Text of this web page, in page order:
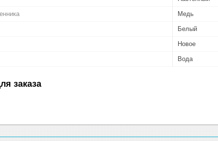
Медь
Белый
Новое
Вода
заказа